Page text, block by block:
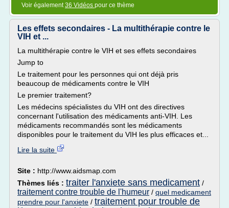
Voir également36 Vidéos pour ce thème
Les effets secondaires - La multithérapie contre le
VIH et ...
La multithérapie contre le VIH et ses effets secondaires
Jump to
Le traitement pour les personnes qui ont déjà pris
beaucoup de médicaments contre le VIH
Le premier traitement?
Les médecins spécialistes du VIH ont des directives
concernant l'utilisation des médicaments anti-VIH. Les
médicaments recommandés sont les médicaments
disponibles pour le traitement du VIH les plus efficaces et...
Lire la suite
Site : http://www.aidsmap.com
Thèmes liés : traiter l'anxiete sans medicament /
traitement contre trouble de l'humeur / quel medicament
prendre pour l'anxiete / traitement pour trouble de